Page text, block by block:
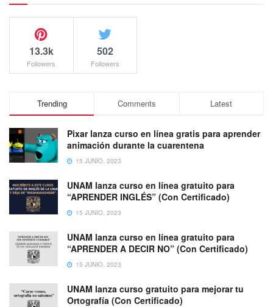
13.3k
Followers
502
Followers
Trending Comments Latest
Pixar lanza curso en línea gratis para aprender
animación durante la cuarentena
15 JUNIO, 2023
UNAM lanza curso en línea gratuito para
“APRENDER INGLÉS” (Con Certificado)
15 JUNIO, 2023
UNAM lanza curso en línea gratuito para
“APRENDER A DECIR NO” (Con Certificado)
15 JUNIO, 2023
UNAM lanza curso gratuito para mejorar tu
Ortografía (Con Certificado)